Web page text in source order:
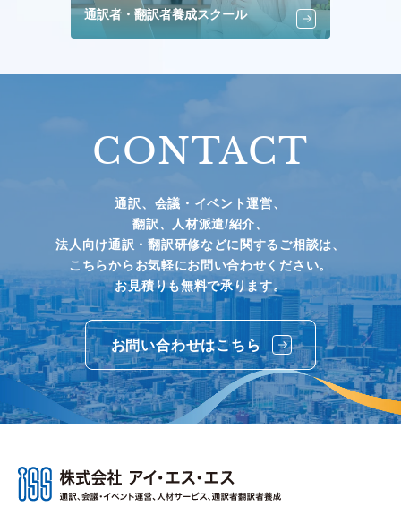
通訳者・翻訳者養成スクール
CONTACT
通訳、会議・イベント運営、
翻訳、人材派遣/紹介、
法人向け通訳・翻訳研修などに関するご相談は、
こちらからお気軽にお問い合わせください。
お見積りも無料で承ります。
お問い合わせはこちら